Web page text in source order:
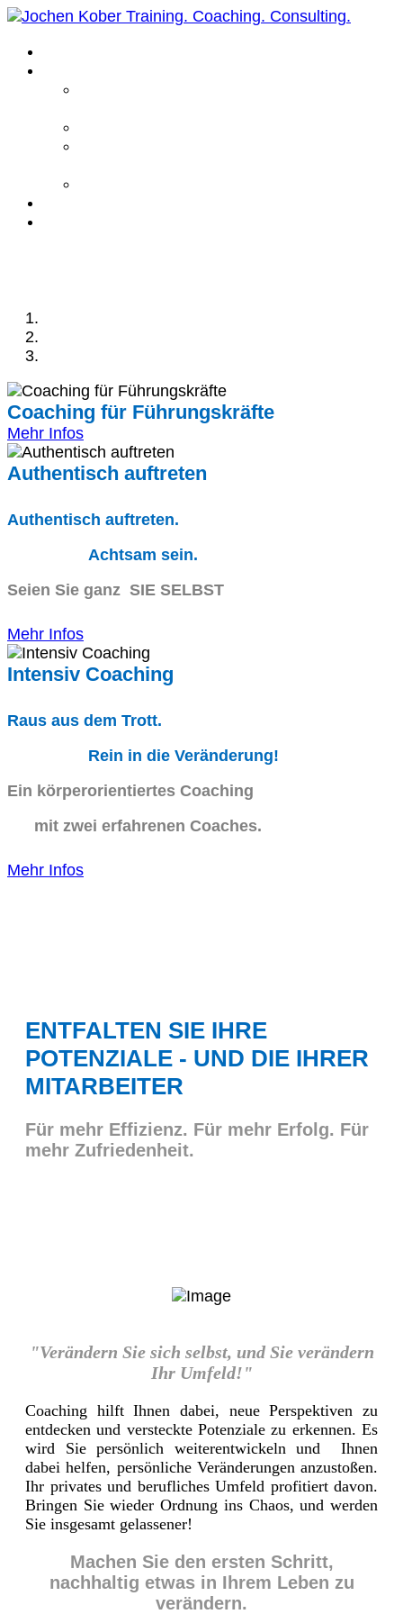
Coaching für Führungskräfte
Mehr Infos
Authentisch auftreten
Authentisch auftreten.
Achtsam sein.
Seien Sie ganz SIE SELBST
Mehr Infos
Intensiv Coaching
Raus aus dem Trott.
Rein in die Veränderung!
Ein körperorientiertes Coaching
mit zwei erfahrenen Coaches.
Mehr Infos
ENTFALTEN SIE IHRE
POTENZIALE - UND DIE IHRER
MITARBEITER
Für mehr Effizienz. Für mehr Erfolg. Für
mehr Zufriedenheit.
"Verändern Sie sich selbst, und Sie verändern
Ihr Umfeld!"
Coaching hilft Ihnen dabei, neue Perspektiven zu
entdecken und versteckte Potenziale zu erkennen. Es
wird Sie persönlich weiterentwickeln und Ihnen
dabei helfen, persönliche Veränderungen anzustoßen.
Ihr privates und berufliches Umfeld profitiert davon.
Bringen Sie wieder Ordnung ins Chaos, und werden
Sie insgesamt gelassener!
Machen Sie den ersten Schritt,
nachhaltig etwas in Ihrem Leben zu
verändern.